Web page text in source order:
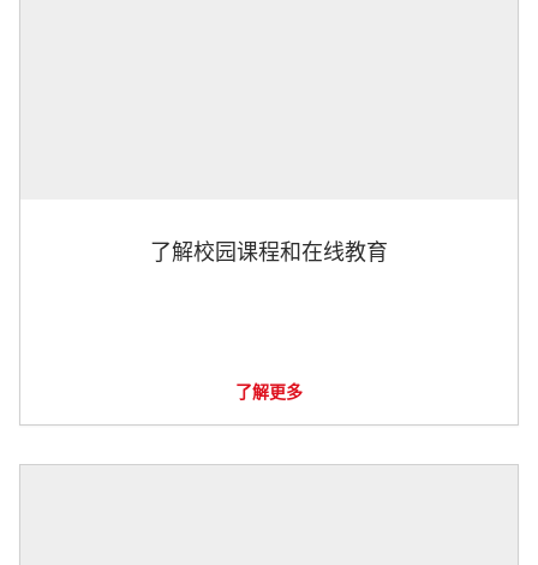
了解校园课程和在线教育
了解更多